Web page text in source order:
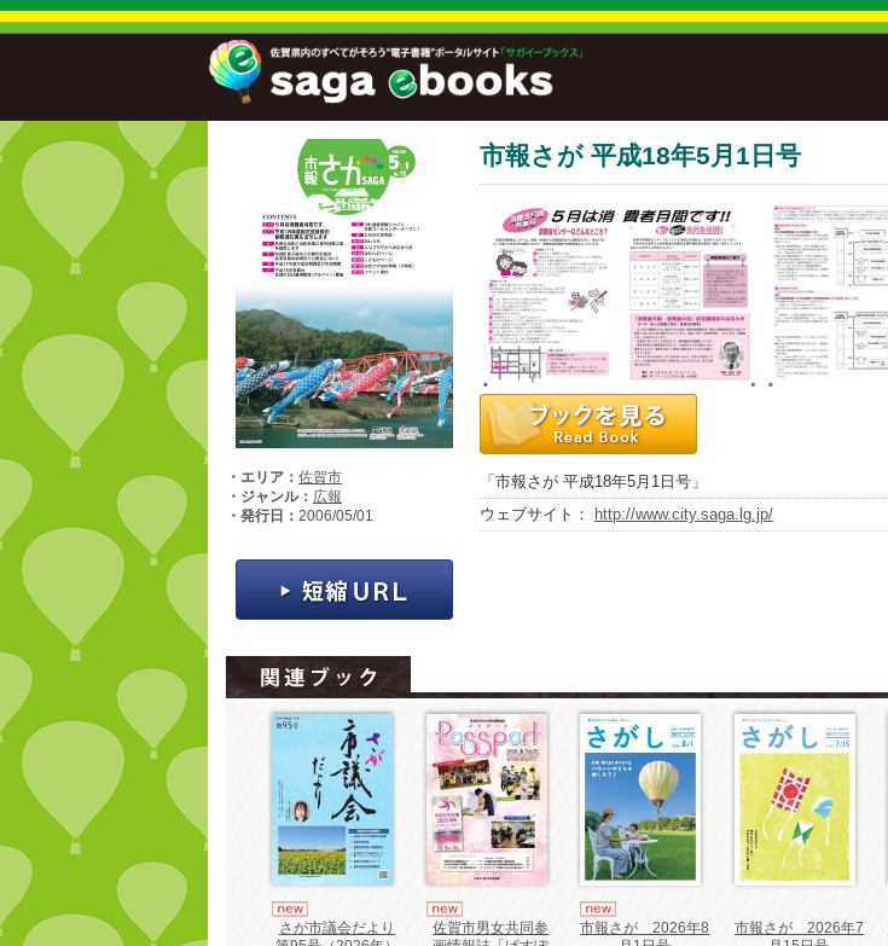
・エリア： 佐賀市
・ジャンル： 広報
・発行日： 2006/05/01
市報さが 平成18年5月1日号
「市報さが 平成18年5月1日号」
ウェブサイト：
http://www.city.saga.lg.jp/
さが市議会だより
佐賀市男女共同参
市報さが 2026年8
市報さが 2026年7